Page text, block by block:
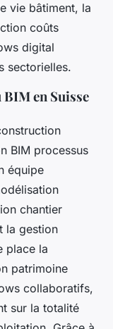
vie bâtiment, la
coûts
digital
sectorielles.
en Suisse
BIM processus
équipe
chantier
la gestion
place la
patrimoine
collaboratifs,
sur la totalité